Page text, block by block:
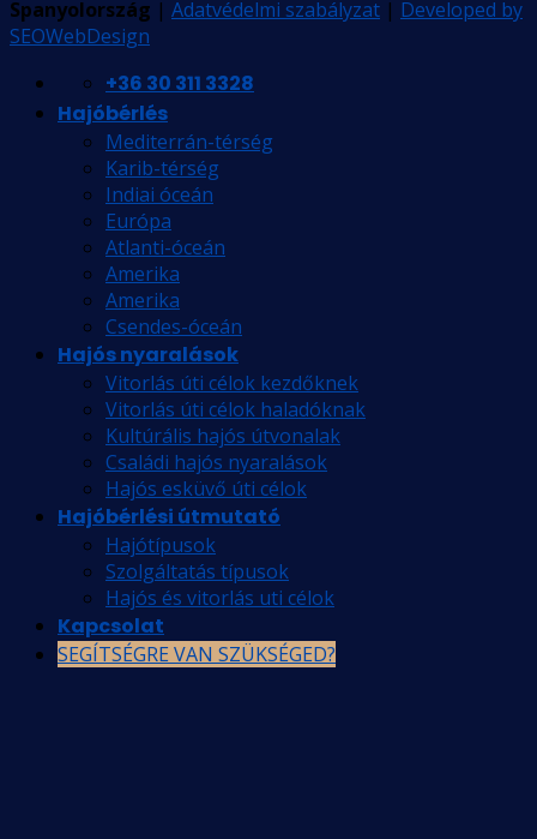
Spanyolország | Adatvédelmi szabályzat | Developed by
SEOWebDesign
+36 30 311 3328
Hajóbérlés
Mediterrán-térség
Karib-térség
Indiai óceán
Európa
Atlanti-óceán
Amerika
Amerika
Csendes-óceán
Hajós nyaralások
Vitorlás úti célok kezdőknek
Vitorlás úti célok haladóknak
Kultúrális hajós útvonalak
Családi hajós nyaralások
Hajós esküvő úti célok
Hajóbérlési útmutató
Hajótípusok
Szolgáltatás típusok
Hajós és vitorlás uti célok
Kapcsolat
SEGÍTSÉGRE VAN SZÜKSÉGED?